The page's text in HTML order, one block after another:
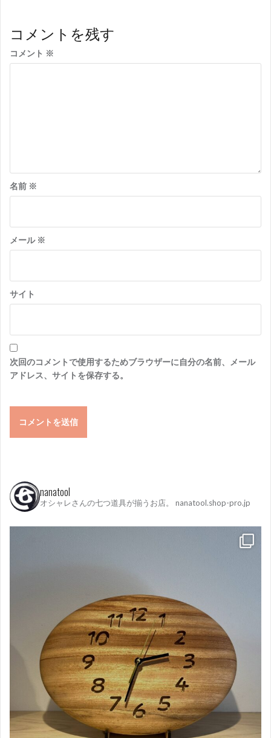
ビ
ゲ
ー
コメントを残す
コメント ※
名前 ※
メール ※
サイト
次回のコメントで使用するためブラウザーに自分の名前、メール
アドレス、サイトを保存する。
nanatool
オシャレさんの七つ道具が揃うお店。 nanatool.shop-pro.jp